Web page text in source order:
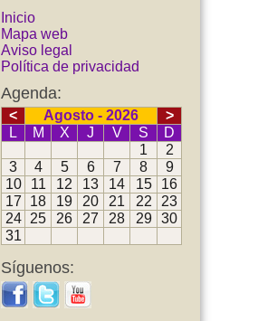
Inicio
Mapa web
Aviso legal
Política de privacidad
Agenda:
< Agosto - 2026
>
L
M X J V S
D
1
2
3
4 5 6 7 8
9
10
11 12 13 14 15
16
17
18 19 20 21 22
23
24
25 26 27 28 29
30
31
Síguenos: